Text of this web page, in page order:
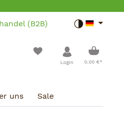
(B2B)
Toggle
Login 0,00 €*
uns Sale